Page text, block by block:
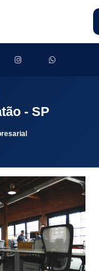
- SP